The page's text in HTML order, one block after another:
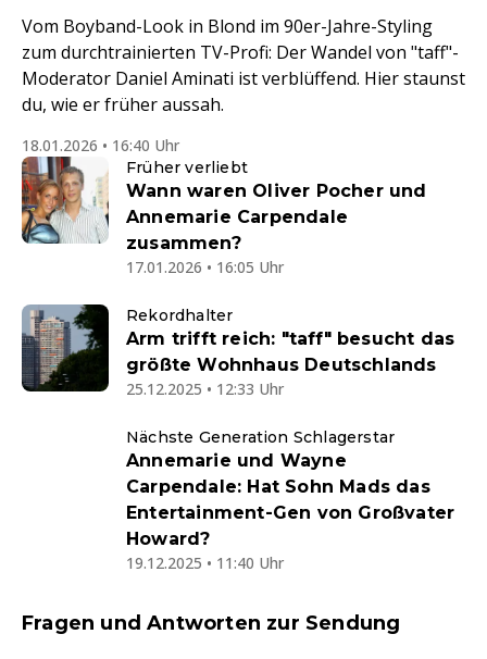
Vom Boyband-Look in Blond im 90er-Jahre-Styling
zum durchtrainierten TV-Profi: Der Wandel von "taff"-
Moderator Daniel Aminati ist verblüffend. Hier staunst
du, wie er früher aussah.
18.01.2026 • 16:40 Uhr
Früher verliebt
Wann waren Oliver Pocher und
Annemarie Carpendale
zusammen?
17.01.2026 • 16:05 Uhr
Rekordhalter
Arm trifft reich: "taff" besucht das
größte Wohnhaus Deutschlands
25.12.2025 • 12:33 Uhr
Nächste Generation Schlagerstar
Annemarie und Wayne
Carpendale: Hat Sohn Mads das
Entertainment-Gen von Großvater
Howard?
19.12.2025 • 11:40 Uhr
Fragen und Antworten zur Sendung